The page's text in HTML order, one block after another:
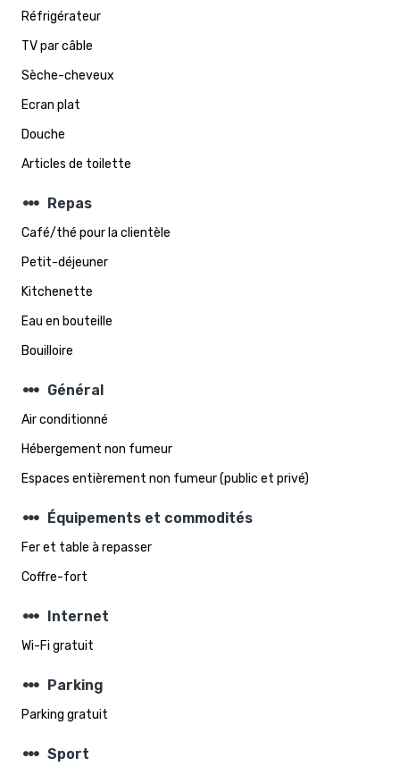
Réfrigérateur
TV par câble
Sèche-cheveux
Ecran plat
Douche
Articles de toilette
steppers Repas
Café/thé pour la clientèle
Petit-déjeuner
Kitchenette
Eau en bouteille
Bouilloire
steppers Général
Air conditionné
Hébergement non fumeur
Espaces entièrement non fumeur (public et privé)
steppers Équipements et commodités
Fer et table à repasser
Coffre-fort
steppers Internet
Wi-Fi gratuit
steppers Parking
Parking gratuit
steppers Sport